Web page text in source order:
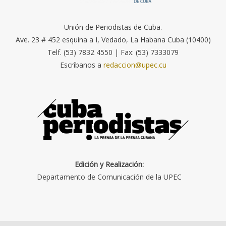
Unión de Periodistas de Cuba.
Ave. 23 # 452 esquina a I, Vedado, La Habana Cuba (10400)
Telf. (53) 7832 4550 | Fax: (53) 7333079
Escríbanos a redaccion@upec.cu
Edición y Realización:
Departamento de Comunicación de la UPEC